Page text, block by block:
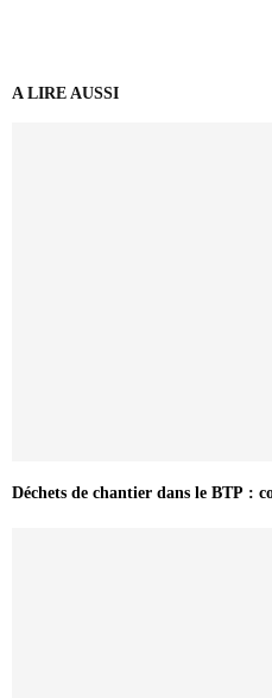
A LIRE AUSSI
Déchets de chantier dans le BTP :